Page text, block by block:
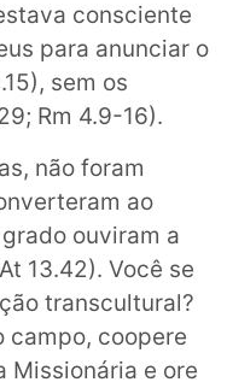
consciente
para anunciar o
sem os
Rm 4.9-16).
não foram
ao
grado ouviram a
13.42). Você se
transcultural?
campo, coopere
Missionária e ore